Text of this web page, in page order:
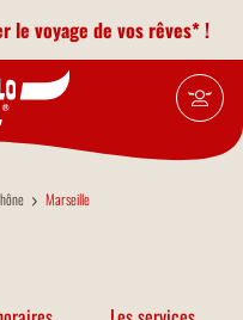
le voyage de vos rêves* !
Marseille